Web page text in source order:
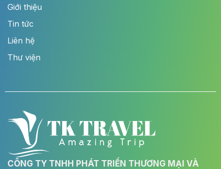
Giới thiệu
Tin tức
Liên hệ
Thư viện
CÔNG TY TNHH PHÁT TRIỂN THƯƠNG MẠI VÀ